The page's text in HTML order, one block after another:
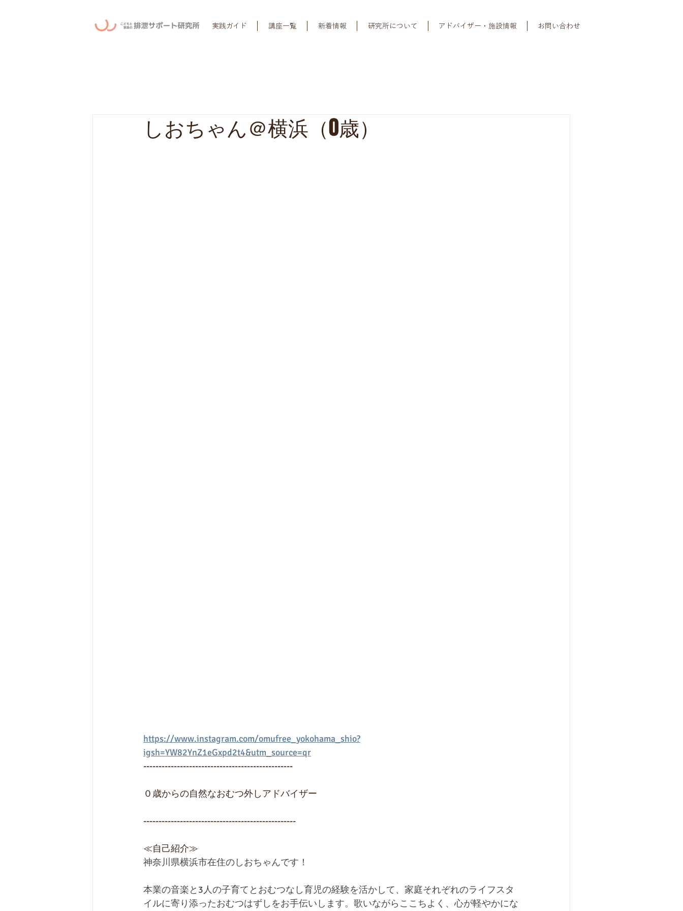
実践ガイド 講座一覧 新着情報 研究所について アドバイザー・施設情報 お問い合わせ
しおちゃん＠横浜（0歳）
https://www.instagram.com/omufree_yokohama_shio?
igsh=YW82YnZ1eGxpd2t4&utm_source=qr
-------------------------------------------------
０歳からの自然なおむつ外しアドバイザー
--------------------------------------------------
≪自己紹介≫
神奈川県横浜市在住のしおちゃんです！
本業の音楽と3人の子育てとおむつなし育児の経験を活かして、家庭それぞれのライフスタ
イルに寄り添ったおむつはずしをお手伝いします。歌いながらここちよく、心が軽やかにな